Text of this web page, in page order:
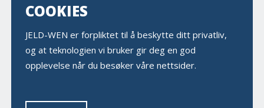
COOKIES
JELD-WEN er forpliktet til å beskytte ditt privatliv,
og at teknologien vi bruker gir deg en god
opplevelse når du besøker våre nettsider.